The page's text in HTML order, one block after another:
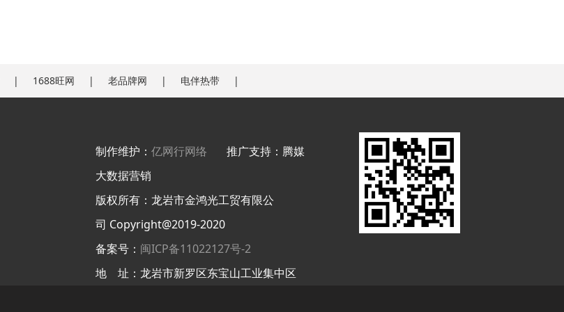
1688旺网 老品牌网 电伴热带
制作维护： 亿网行网络 推广支持：腾媒
大数据营销
版权所有：龙岩市金鸿光工贸有限公
司 Copyright@2019-2020
备案号： 闽ICP备11022127号-2
地 址：龙岩市新罗区东宝山工业集中区